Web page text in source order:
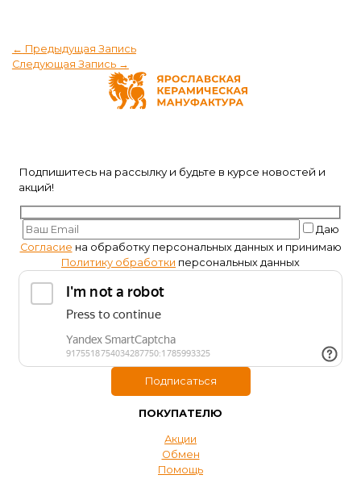
← Предыдущая Запись
Следующая Запись →
Подпишитесь на рассылку и будьте в курсе новостей и
акций!
Даю
Согласие на обработку персональных данных и принимаю
Политику обработки персональных данных
ПОКУПАТЕЛЮ
Акции
Обмен
Помощь